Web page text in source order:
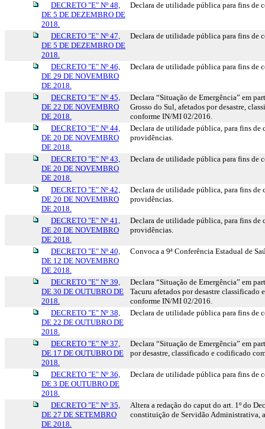
DECRETO "E" Nº 48,
DE 5 DE DEZEMBRO DE
2018.
Declara de utilidade pública para fins de
DECRETO "E" Nº 47,
DE 5 DE DEZEMBRO DE
2018.
Declara de utilidade pública para fins de
DECRETO "E" Nº 46,
DE 29 DE NOVEMBRO
DE 2018.
Declara de utilidade pública para fins de
DECRETO "E" Nº 45,
DE 22 DE NOVEMBRO
DE 2018.
Declara “Situação de Emergência” em
Grosso do Sul, afetados por desastre,
conforme IN/MI 02/2016.
DECRETO "E" Nº 44,
DE 20 DE NOVEMBRO
DE 2018.
Declara de utilidade pública, para fins de
providências.
DECRETO "E" Nº 43,
DE 20 DE NOVEMBRO
DE 2018.
Declara de utilidade pública para fins de
DECRETO "E" Nº 42,
DE 20 DE NOVEMBRO
DE 2018.
Declara de utilidade pública, para fins de
providências.
DECRETO "E" Nº 41,
DE 20 DE NOVEMBRO
DE 2018.
Declara de utilidade pública, para fins de
providências.
DECRETO "E" Nº 40,
DE 12 DE NOVEMBRO
DE 2018.
Convoca a 9ª Conferência Estadual de
DECRETO "E" Nº 39,
DE 30 DE OUTUBRO DE
2018.
Declara “Situação de Emergência” em
Tacuru afetados por desastre
conforme IN/MI 02/2016.
DECRETO "E" Nº 38,
DE 22 DE OUTUBRO DE
2018.
Declara de utilidade pública para fins de
DECRETO "E" Nº 37,
DE 17 DE OUTUBRO DE
2018.
Declara “Situação de Emergência” em
por desastre, classificado e codificado
DECRETO "E" Nº 36,
DE 3 DE OUTUBRO DE
2018.
Declara de utilidade pública para fins de
DECRETO "E" Nº 35,
DE 27 DE SETEMBRO
DE 2018.
Altera a redação do caput do art. 1º do
constituição de Servidão Administrativa,